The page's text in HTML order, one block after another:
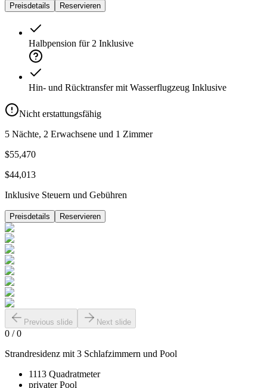
Preisdetails Reservieren
Halbpension für 2 Inklusive
Hin- und Rücktransfer mit Wasserflugzeug Inklusive
Nicht erstattungsfähig
5 Nächte, 2 Erwachsene und 1 Zimmer
$55,470
$44,013
Inklusive Steuern und Gebühren
Preisdetails Reservieren
Previous slide Next slide
0 /0
Strandresidenz mit 3 Schlafzimmern und Pool
1113 Quadratmeter
privater Pool